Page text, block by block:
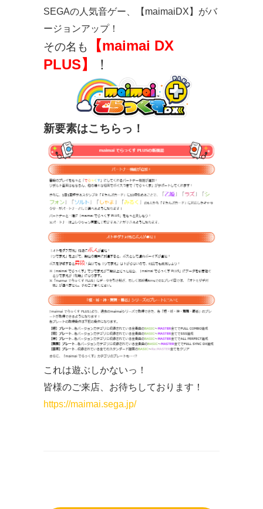
SEGAの人気音ゲー、【maimaiDX】がバ
ージョンアップ！
その名も
【maimai DX
PLUS】
！
新要素はこちらっ！
これは遊ぶしかないっ！
皆様のご来店、お待ちしております！
https://maimai.sega.jp/